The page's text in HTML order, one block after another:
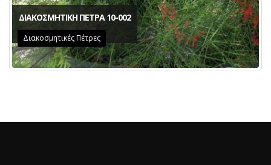
ΔΙΑΚΟΣΜΗΤΙΚΗ ΠΕΤΡΑ 10-002
Διακοσμητικές Πέτρες